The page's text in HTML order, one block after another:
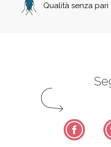
Qualità senza pari